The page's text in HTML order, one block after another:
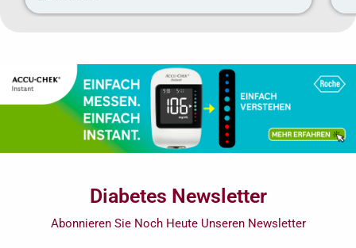
Diabetes Newsletter
Abonnieren Sie Noch Heute Unseren Newsletter